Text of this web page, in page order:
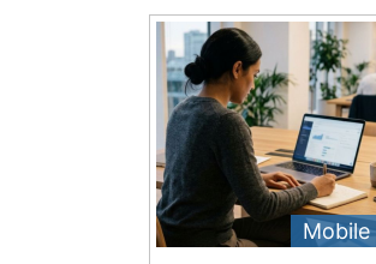
Mobile